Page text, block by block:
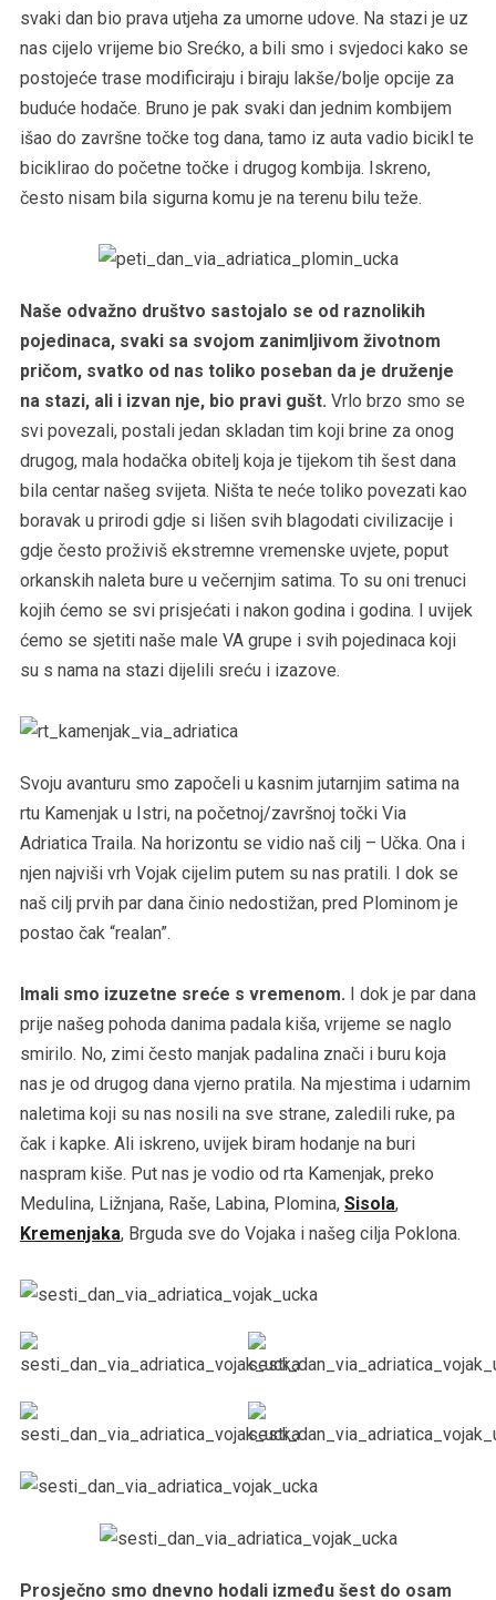
svaki dan bio prava utjeha za umorne udove. Na stazi je uz
nas cijelo vrijeme bio Srećko, a bili smo i svjedoci kako se
postojeće trase modificiraju i biraju lakše/bolje opcije za
buduće hodače. Bruno je pak svaki dan jednim kombijem
išao do završne točke tog dana, tamo iz auta vadio bicikl te
biciklirao do početne točke i drugog kombija. Iskreno,
često nisam bila sigurna komu je na terenu bilu teže.
Naše odvažno društvo sastojalo se od raznolikih
pojedinaca, svaki sa svojom zanimljivom životnom
pričom, svatko od nas toliko poseban da je druženje
na stazi, ali i izvan nje, bio pravi gušt. Vrlo brzo smo se
svi povezali, postali jedan skladan tim koji brine za onog
drugog, mala hodačka obitelj koja je tijekom tih šest dana
bila centar našeg svijeta. Ništa te neće toliko povezati kao
boravak u prirodi gdje si lišen svih blagodati civilizacije i
gdje često proživiš ekstremne vremenske uvjete, poput
orkanskih naleta bure u večernjim satima. To su oni trenuci
kojih ćemo se svi prisjećati i nakon godina i godina. I uvijek
ćemo se sjetiti naše male VA grupe i svih pojedinaca koji
su s nama na stazi dijelili sreću i izazove.
Svoju avanturu smo započeli u kasnim jutarnjim satima na
rtu Kamenjak u Istri, na početnoj/završnoj točki Via
Adriatica Traila. Na horizontu se vidio naš cilj – Učka. Ona i
njen najviši vrh Vojak cijelim putem su nas pratili. I dok se
naš cilj prvih par dana činio nedostižan, pred Plominom je
postao čak “realan”.
Imali smo izuzetne sreće s vremenom. I dok je par dana
prije našeg pohoda danima padala kiša, vrijeme se naglo
smirilo. No, zimi često manjak padalina znači i buru koja
nas je od drugog dana vjerno pratila. Na mjestima i udarnim
naletima koji su nas nosili na sve strane, zaledili ruke, pa
čak i kapke. Ali iskreno, uvijek biram hodanje na buri
naspram kiše. Put nas je vodio od rta Kamenjak, preko
Medulina, Ližnjana, Raše, Labina, Plomina, Sisola,
Kremenjaka, Brguda sve do Vojaka i našeg cilja Poklona.
Prosječno smo dnevno hodali između šest do osam